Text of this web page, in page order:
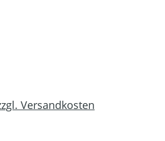
Versandkosten